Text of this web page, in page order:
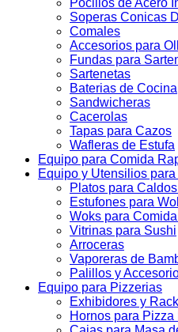
Pocillos de Acero
Soperas Conicas
Comales
Accesorios para
Fundas para
Sartenetas
Baterias de Cocina
Sandwicheras
Cacerolas
Tapas para Cazos
Wafleras de Estufa
Equipo para Comida
Equipo y Utensilios
Platos para
Estufones para
Woks para
Vitrinas para Sushi
Arroceras
Vaporeras de
Palillos y
Equipo para Pizzerias
Exhibidores y
Hornos para Pizza